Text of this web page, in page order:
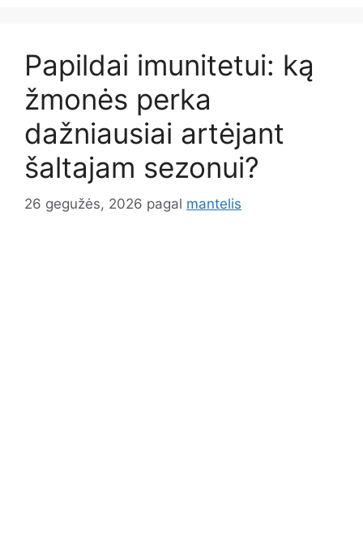
Papildai imunitetui: ką
žmonės perka
dažniausiai artėjant
šaltajam sezonui?
26 gegužės, 2026 pagal mantelis